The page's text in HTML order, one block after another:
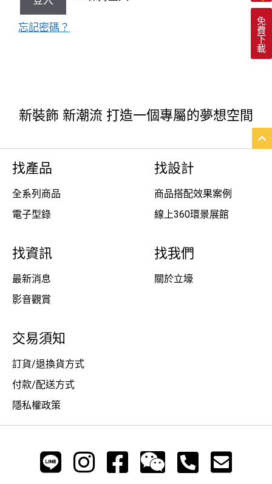
忘記密碼？
免
費
下
載
新裝飾 新潮流 打造一個專屬的夢想空間
找產品
全系列商品
電子型錄
找設計
商品搭配效果案例
線上360環景展館
找資訊
最新消息
影音觀賞
找我們
關於立壕
交易須知
訂貨/退換貨方式
付款/配送方式
隱私權政策